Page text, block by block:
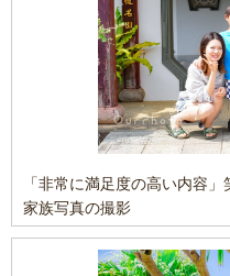
「非常に満足度の高い内容
家族写真の撮影